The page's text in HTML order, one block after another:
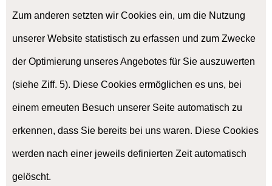
Zum anderen setzten wir Cookies ein, um die Nutzung
unserer Website statistisch zu erfassen und zum Zwecke
der Optimierung unseres Angebotes für Sie auszuwerten
(siehe Ziff. 5). Diese Cookies ermöglichen es uns, bei
einem erneuten Besuch unserer Seite automatisch zu
erkennen, dass Sie bereits bei uns waren. Diese Cookies
werden nach einer jeweils definierten Zeit automatisch
gelöscht.